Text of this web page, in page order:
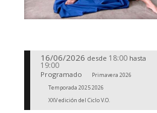
16/06/2026 desde 18:00 hasta
19:00
Programado
Primavera 2026
Temporada 2025 2026
XXV edición del Ciclo V.O.